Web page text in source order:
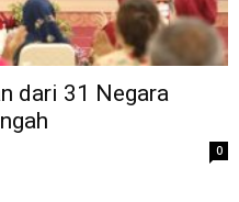
dari 31 Negara
0